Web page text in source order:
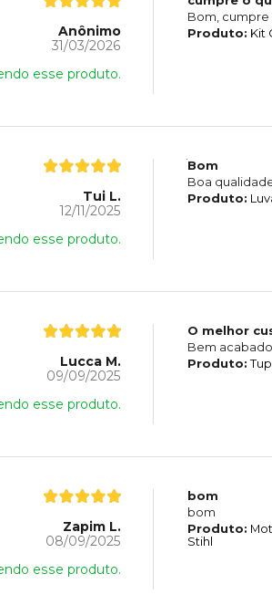
Anônimo
31/03/2026
esse produto.
Bom,
Produto: Kit
Tui L.
12/11/2025
esse produto.
Bom
Boa
Produto:
Lucca M.
09/09/2025
esse produto.
O melhor
Bem
Produto:
Zapim L.
08/09/2025
esse produto.
bom
bom
Produto:
Stihl